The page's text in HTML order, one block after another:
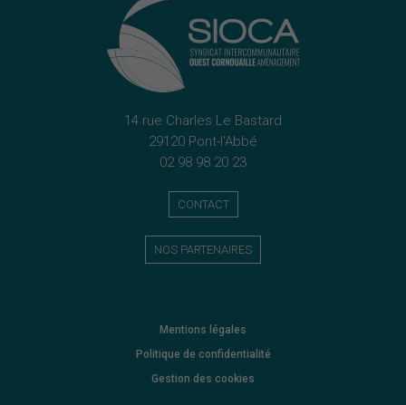
14 rue Charles Le Bastard
29120 Pont-l'Abbé
02 98 98 20 23
CONTACT
NOS PARTENAIRES
Mentions légales
Politique de confidentialité
Gestion des cookies